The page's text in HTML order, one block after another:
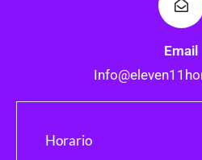
Email
Horario